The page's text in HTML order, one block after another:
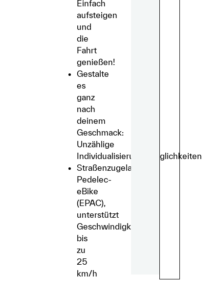
Einfach
aufsteigen
und
die
Fahrt
genießen!
Gestalte
es
ganz
nach
deinem
Geschmack:
Unzählige
Individualisierungsmöglichkeiten
Straßenzugelassen:
Pedelec-
eBike
(EPAC),
unterstützt
Geschwindigkeiten
bis
zu
25
km/h